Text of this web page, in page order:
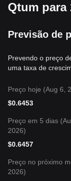
Qtum para
Previsão de
Prevendo o preço
uma taxa de
Preço hoje (Aug 6,
$0.6453
Preço em 5 dias
2026)
$0.6457
Preço no próximo
2026)